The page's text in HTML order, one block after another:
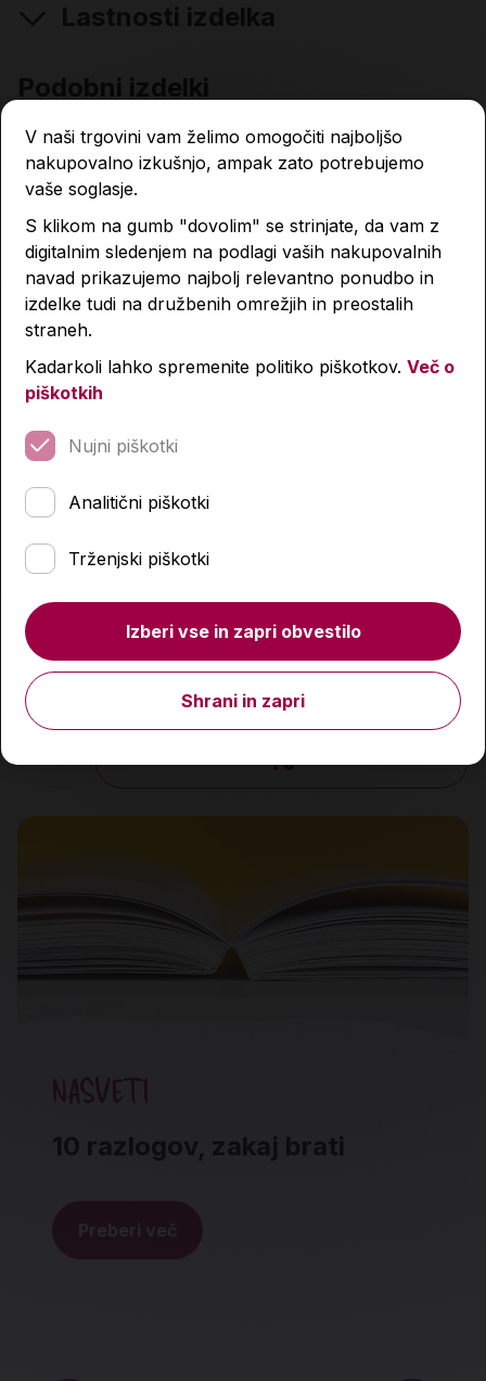
Lastnosti izdelka
Podobni izdelki
Kako prebuditi svoj pristni jaz
29,00 €
Količina
NASVETI
10 razlogov, zakaj brati
Preberi več
V naši trgovini vam želimo omogočiti najboljšo
nakupovalno izkušnjo, ampak zato potrebujemo
vaše soglasje.
S klikom na gumb "dovolim" se strinjate, da vam z
digitalnim sledenjem na podlagi vaših nakupovalnih
navad prikazujemo najbolj relevantno ponudbo in
izdelke tudi na družbenih omrežjih in preostalih
straneh.
Kadarkoli lahko spremenite politiko piškotkov. Več o
piškotkih
Nujni piškotki
Analitični piškotki
Trženjski piškotki
Izberi vse in zapri obvestilo
Shrani in zapri